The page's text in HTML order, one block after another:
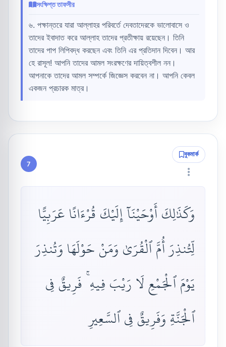
সংক্ষিপ্ত তাফসীর
৬. পক্ষান্তরে যারা আল্লাহর পরিবর্তে দেবতাদেরকে ভালোবাসে ও
তাদের ইবাদাত করে আল্লাহ তাদের প্রতীক্ষায় রয়েছেন। তিনি
তাদের পাপ লিপিবদ্ধ করছেন এবং তিনি এর প্রতিদান দিবেন। আর
হে রাসূল! আপনি তাদের আমল সংরক্ষণের দায়িত্বশীল নন।
আপনাকে তাদের আমল সম্পর্কে জিজ্ঞেস করবেন না। আপনি কেবল
একজন প্রচারক মাত্র।
7
বুকমার্ক
وَكَذَٰلِكَ أَوْحَيْنَآ إِلَيْكَ قُرْءَانًا عَرَبِيًّا
لِّتُنذِرَ أُمَّ ٱلْقُرَىٰ وَمَنْ حَوْلَهَا وَتُنذِرَ
يَوْمَ ٱلْجَمْعِ لَا رَيْبَ فِيهِ ۚ فَرِيقٌ فِى
ٱلْجَنَّةِ وَفَرِيقٌ فِى ٱلسَّعِيرِ